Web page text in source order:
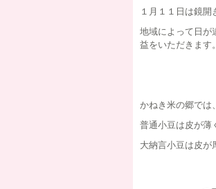
１月１１日は鏡開
地域によって日が
益をいただきます。
かねき米の郷では
普通小豆は皮が薄
大納言小豆は皮が